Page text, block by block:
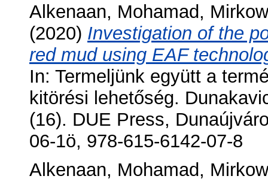
Alkenaan, Mohamad,
(2020) Investigation of the
red mud using EAF
In: Termeljünk együtt a
kitörési lehetőség.
(16). DUE Press,
06-1ö, 978-615-6142-07-8
Alkenaan, Mohamad,